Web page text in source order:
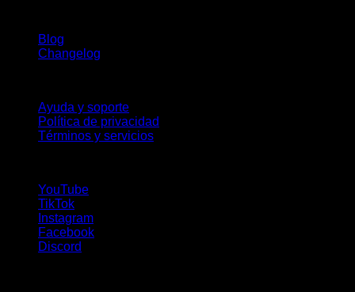
Blog
Changelog
Ayuda y soporte
Política de privacidad
Términos y servicios
YouTube
TikTok
Instagram
Facebook
Discord